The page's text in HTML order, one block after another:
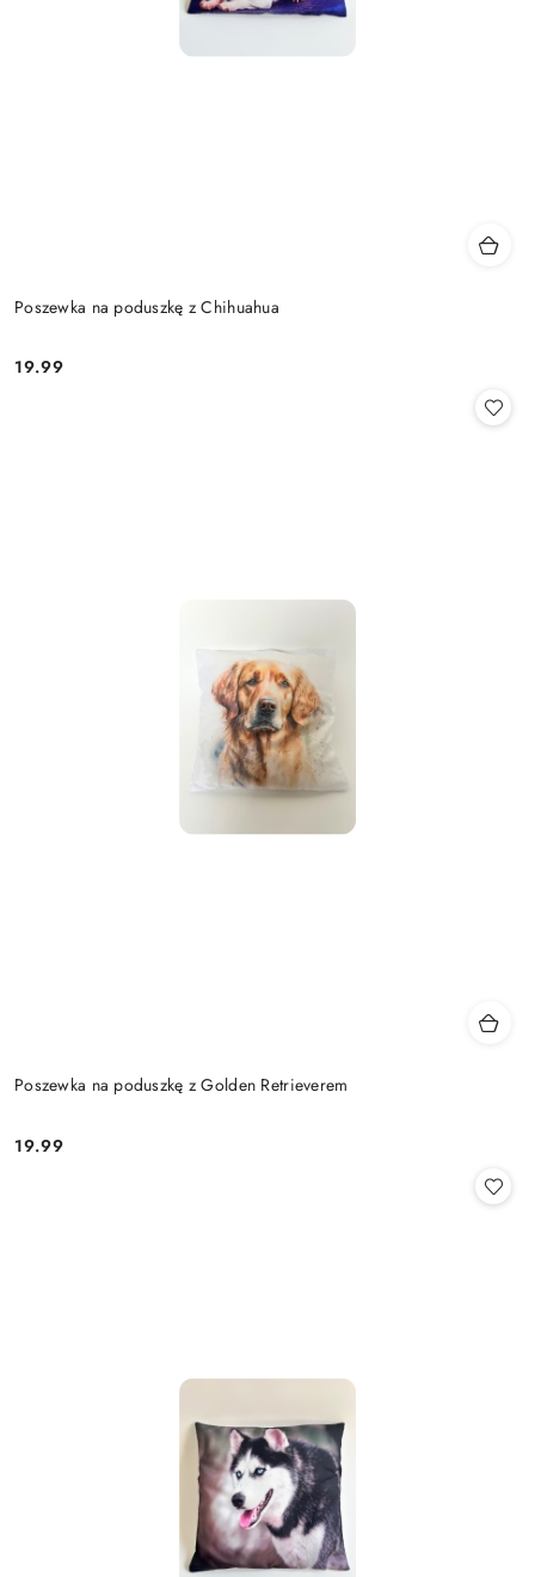
Poszewka na poduszkę z Chihuahua
Cena:
19.99
Poszewka na poduszkę z Golden Retrieverem
Cena:
19.99